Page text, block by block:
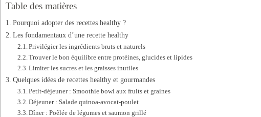
Table des matières
Pourquoi adopter des recettes healthy ?
Les fondamentaux d’une recette healthy
Privilégier les ingrédients bruts et naturels
Trouver le bon équilibre entre protéines, glucides et lipides
Limiter les sucres et les graisses inutiles
Quelques idées de recettes healthy et gourmandes
Petit-déjeuner : Smoothie bowl aux fruits et graines
Déjeuner : Salade quinoa-avocat-poulet
Dîner : Poêlée de légumes et saumon grillé